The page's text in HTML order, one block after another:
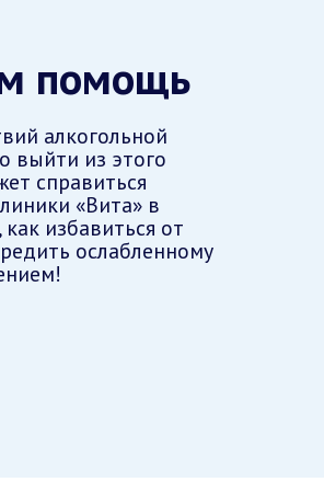
помощь
алкогольной
выйти из этого
справиться
«Вита» в
избавиться от
ослабленному